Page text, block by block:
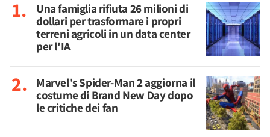
Una famiglia rifiuta 26 milioni di
dollari per trasformare i propri
terreni agricoli in un data center
per l'IA
Marvel's Spider-Man 2 aggiorna il
costume di Brand New Day dopo
le critiche dei fan